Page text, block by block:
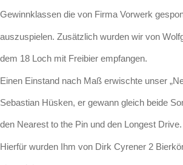
Gewinnklassen die von Firma Vorwerk
auszuspielen. Zusätzlich wurden wir von
dem 18 Loch mit Freibier empfangen.
Einen Einstand nach Maß erwischte unser
Sebastian Hüsken, er gewann gleich beide
den Nearest to the Pin und den Longest Drive.
Hierfür wurden Ihm von Dirk Cyrener 2